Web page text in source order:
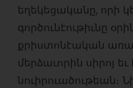
եղեկեցականը, որի
գործունէութիւնը
քրիստոնէական
մերձաւորին սիրոյ
նուիրուածութեան։